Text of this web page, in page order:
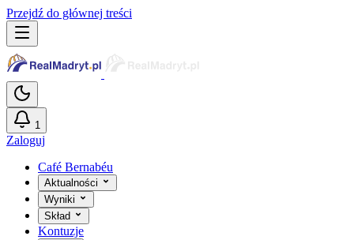
Przejdź do głównej treści
1
Zaloguj
Café Bernabéu
Aktualności
Wyniki
Skład
Kontuzje